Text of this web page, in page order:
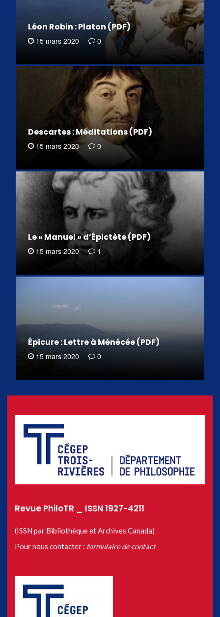
Léon Robin : Platon (PDF)
15 mars 2020 0
Descartes : Méditations (PDF)
15 mars 2020 0
Le « Manuel » d’Épictète (PDF)
15 mars 2020 1
Épicure : Lettre à Ménécée (PDF)
15 mars 2020 0
Revue PhiloTR _ ISSN 1927-4211
(ISSN par Bibliothèque et Archives Canada)
Pour nous contacter : formulaire de contact